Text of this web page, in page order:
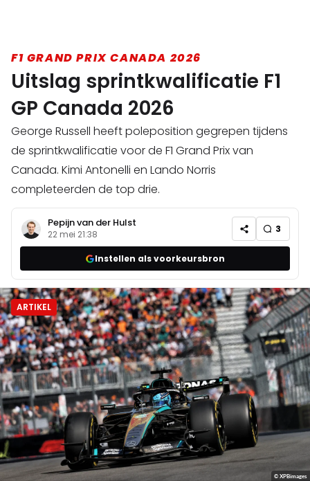
F1 GRAND PRIX CANADA 2026
Uitslag sprintkwalificatie F1
GP Canada 2026
George Russell heeft poleposition gegrepen tijdens
de sprintkwalificatie voor de F1 Grand Prix van
Canada. Kimi Antonelli en Lando Norris
completeerden de top drie.
Pepijn van der Hulst
22 mei 21:38 3
Instellen als voorkeursbron
ARTIKEL
© XPBimages